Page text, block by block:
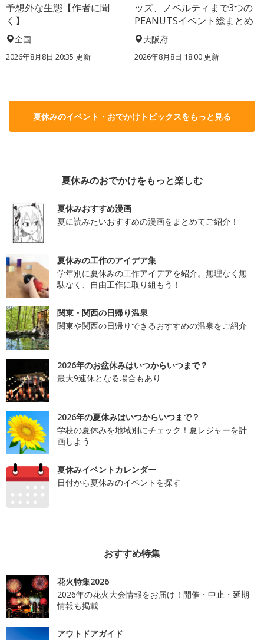
予想外な生態【作者に聞
く】
全国
2026年8月8日 20:35 更新
ッズ、ノベルティまで3つの
PEANUTSイベント総まとめ
大阪府
2026年8月8日 18:00更新
夏休みのイベント・おでかけトピックスをもっと見る
夏休みのおでかけをもっと楽しむ
夏休みおすすめ漫画
夏に読みたいおすすめの漫画をまとめてご紹介！
夏休みの工作のアイデア集
学年別に夏休みの工作アイデアを紹介。無理なく無
駄なく、自由工作に取り組もう！
関東・関西の日帰り温泉
関東や関西の日帰りできるおすすめの温泉をご紹介
2026年のお盆休みはいつからいつまで？
最大9連休となる場合もあり
2026年の夏休みはいつからいつまで？
学校の夏休みを地域別にチェック！夏レジャーを計
画しよう
夏休みイベントカレンダー
日付から夏休みのイベントを探す
おすすめ特集
花火特集2026
2026年の花火大会情報をお届け！開催・中止・延期
情報も掲載
アウトドアガイド